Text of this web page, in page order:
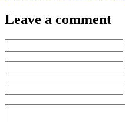
Leave a comment